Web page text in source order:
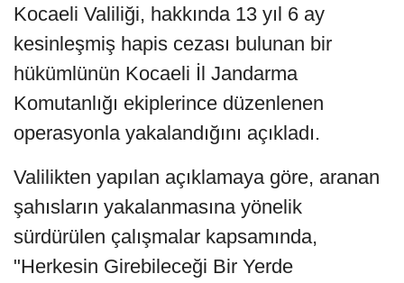
Kocaeli Valiliği, hakkında 13 yıl 6 ay
kesinleşmiş hapis cezası bulunan bir
hükümlünün Kocaeli İl Jandarma
Komutanlığı ekiplerince düzenlenen
operasyonla yakalandığını açıkladı.
Valilikten yapılan açıklamaya göre, aranan
şahısların yakalanmasına yönelik
sürdürülen çalışmalar kapsamında,
"Herkesin Girebileceği Bir Yerde